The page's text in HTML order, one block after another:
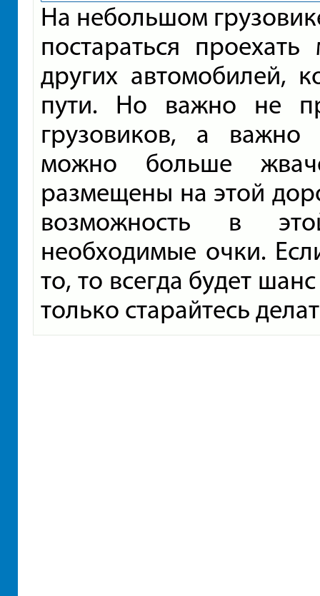
На небольшом
постараться
других автомобилей,
пути. Но важно не
грузовиков, а важно
можно больше
размещены на этой
возможность в
необходимые очки.
то, то всегда будет
только старайтесь